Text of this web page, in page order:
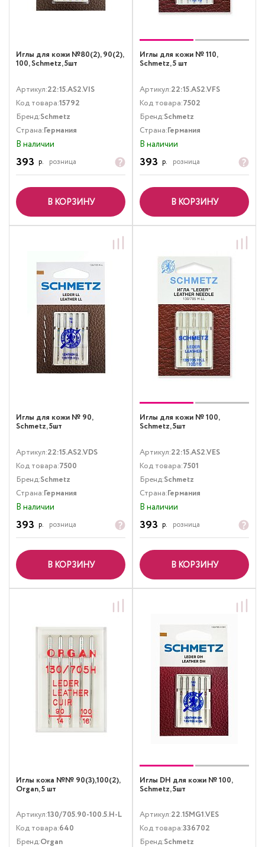
Иглы для кожи №80(2), 90(2),
100, Schmetz, 5шт
Артикул:22:15.AS2.VIS
Код товара:15792
Бренд:Schmetz
Страна:Германия
В наличии
393 р. розница
В КОРЗИНУ
Иглы для кожи № 110,
Schmetz, 5 шт
Артикул:22:15.AS2.VFS
Код товара:7502
Бренд:Schmetz
Страна:Германия
В наличии
393 р. розница
В КОРЗИНУ
Иглы для кожи № 90,
Schmetz, 5шт
Артикул:22:15.AS2.VDS
Код товара:7500
Бренд:Schmetz
Страна:Германия
В наличии
393 р. розница
В КОРЗИНУ
Иглы для кожи № 100,
Schmetz, 5шт
Артикул:22:15.AS2.VES
Код товара:7501
Бренд:Schmetz
Страна:Германия
В наличии
393 р. розница
В КОРЗИНУ
Иглы кожа №№ 90(3),100(2),
Organ, 5 шт
Артикул:130/705.90-100.5.H-L
Код товара:640
Бренд:Organ
Иглы DH для кожи № 100,
Schmetz, 5шт
Артикул:22.15MG1.VES
Код товара:336702
Бренд:Schmetz